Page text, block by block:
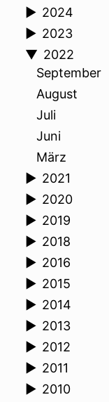
► 2024
► 2023
▼ 2022
September
August
Juli
Juni
März
► 2021
► 2020
► 2019
► 2018
► 2016
► 2015
► 2014
► 2013
► 2012
► 2011
► 2010